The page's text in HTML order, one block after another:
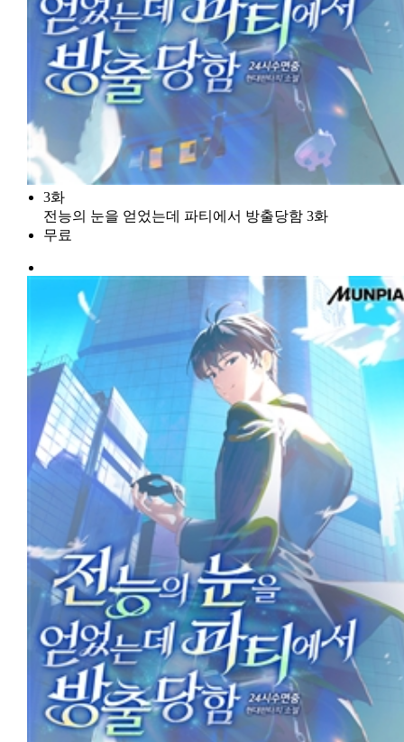
3화
전능의 눈을 얻었는데 파티에서 방출당함 3화
무료